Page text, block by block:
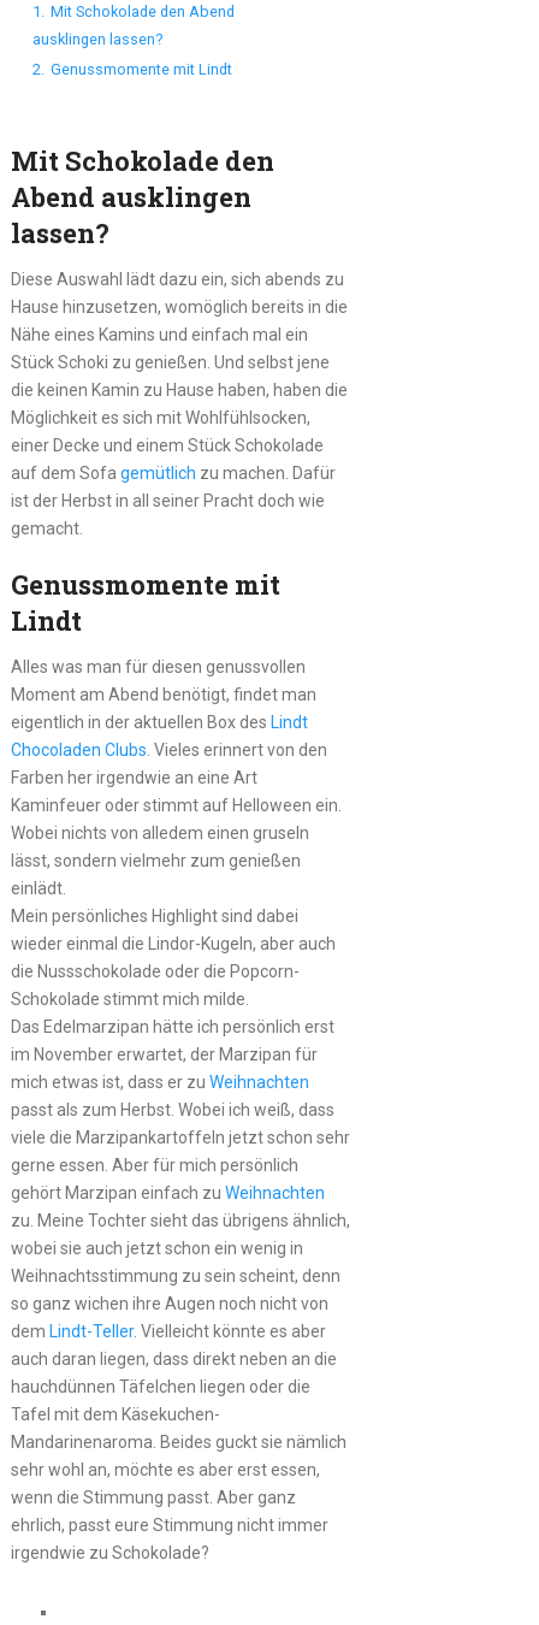
1.
Mit Schokolade den Abend
ausklingen lassen?
2. Genussmomente mit Lindt
Mit Schokolade den
Abend ausklingen
lassen?
Diese Auswahl lädt dazu ein, sich abends zu
Hause hinzusetzen, womöglich bereits in die
Nähe eines Kamins und einfach mal ein
Stück Schoki zu genießen. Und selbst jene
die keinen Kamin zu Hause haben, haben die
Möglichkeit es sich mit Wohlfühlsocken,
einer Decke und einem Stück Schokolade
auf dem Sofa gemütlich zu machen. Dafür
ist der Herbst in all seiner Pracht doch wie
gemacht.
Genussmomente mit
Lindt
Alles was man für diesen genussvollen
Moment am Abend benötigt, findet man
eigentlich in der aktuellen Box des Lindt
Chocoladen Clubs . Vieles erinnert von den
Farben her irgendwie an eine Art
Kaminfeuer oder stimmt auf Helloween ein.
Wobei nichts von alledem einen gruseln
lässt, sondern vielmehr zum genießen
einlädt.
Mein persönliches Highlight sind dabei
wieder einmal die Lindor-Kugeln, aber auch
die Nussschokolade oder die Popcorn-
Schokolade stimmt mich milde.
Das Edelmarzipan hätte ich persönlich erst
im November erwartet, der Marzipan für
mich etwas ist, dass er zu Weihnachten
passt als zum Herbst. Wobei ich weiß, dass
viele die Marzipankartoffeln jetzt schon sehr
gerne essen. Aber für mich persönlich
gehört Marzipan einfach zu Weihnachten
zu. Meine Tochter sieht das übrigens ähnlich,
wobei sie auch jetzt schon ein wenig in
Weihnachtsstimmung zu sein scheint, denn
so ganz wichen ihre Augen noch nicht von
dem Lindt-Teller. Vielleicht könnte es aber
auch daran liegen, dass direkt neben an die
hauchdünnen Täfelchen liegen oder die
Tafel mit dem Käsekuchen-
Mandarinenaroma. Beides guckt sie nämlich
sehr wohl an, möchte es aber erst essen,
wenn die Stimmung passt. Aber ganz
ehrlich, passt eure Stimmung nicht immer
irgendwie zu Schokolade?